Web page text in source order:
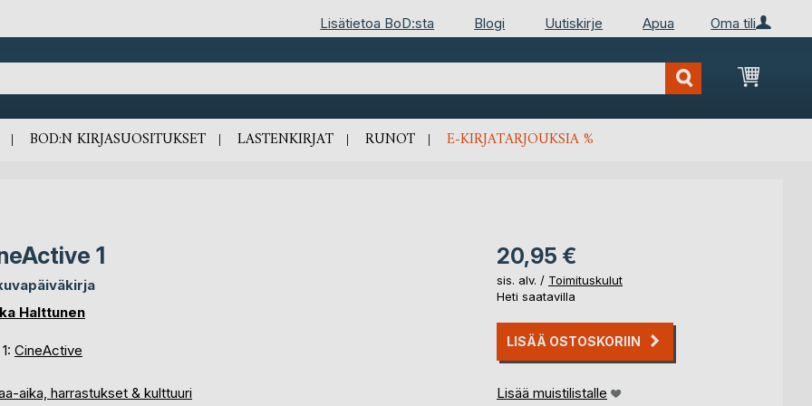
Oma tili
Lisätietoa BoD:sta Blogi Uutiskirje Apua
BOD:N KIRJASUOSITUKSET LASTENKIRJAT RUNOT E-KIRJATARJOUKSIA %
1
Halttunen
CineActive
aika, harrastukset & kulttuuri
20,95 €
sis. alv. / Toimituskulut
Heti saatavilla
LISÄÄ OSTOSKORIIN
Lisää muistilistalle